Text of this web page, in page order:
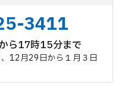
3411
ら17時15分まで
、12月29日から１月３日
レット
と共済について